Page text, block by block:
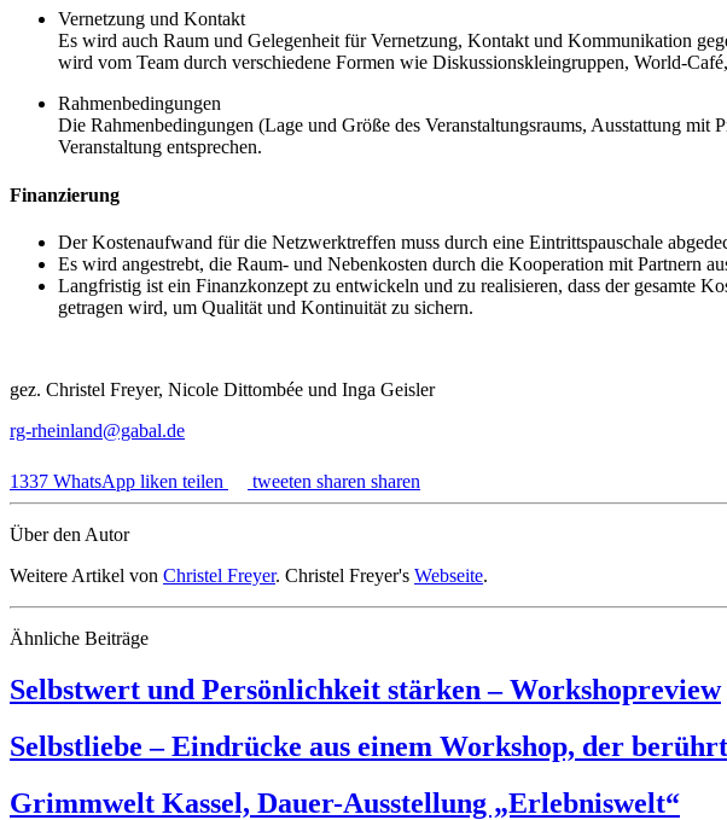
Vernetzung und Kontakt
Es wird auch Raum und Gelegenheit für Vernetzung, Kontakt und Kommunikation
wird vom Team durch verschiedene Formen wie Diskussionskleingruppen, World-
Rahmenbedingungen
Die Rahmenbedingungen (Lage und Größe des Veranstaltungsraums, Ausstattung
Veranstaltung entsprechen.
Finanzierung
Der Kostenaufwand für die Netzwerktreffen muss durch eine Eintrittspauschale
Es wird angestrebt, die Raum- und Nebenkosten durch die Kooperation mit Partnern
Langfristig ist ein Finanzkonzept zu entwickeln und zu realisieren, dass der gesamte
getragen wird, um Qualität und Kontinuität zu sichern.
gez. Christel Freyer, Nicole Dittombée und Inga Geisler
rg-rheinland@gabal.de
1337 WhatsApp liken teilen tweeten sharen sharen
Über den Autor
Weitere Artikel von Christel Freyer. Christel Freyer's Webseite.
Ähnliche Beiträge
Selbstwert und Persönlichkeit stärken – Workshopreview
Selbstliebe – Eindrücke aus einem Workshop, der
Grimmwelt Kassel, Dauer-Ausstellung „Erlebniswelt“